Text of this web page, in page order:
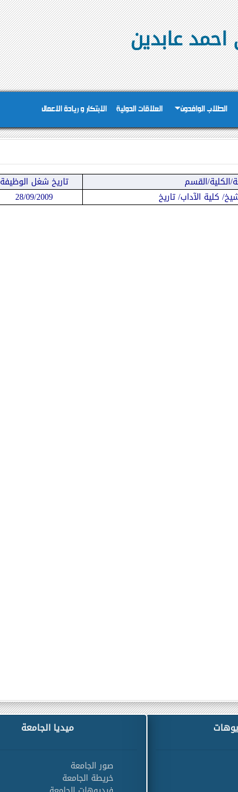
عابدين
الطلاب الوافدون العلاقات الدولية الابتكار و ريادة الاعمال
الكلية/القسم
تاريخ شغل الوظيفة
كلية الآداب/ تاريخ
28/09/2009
ميديا الجامعة
صور الجامعة
خريطة الجامعة